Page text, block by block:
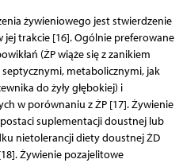
żywieniowego jest stwierdzenie
trakcie [16]. Ogólnie preferowane
(ŻP wiąże się z zanikiem
metabolicznymi, jak
do żyły głębokiej) i
w porównaniu z ŻP [17]. Żywienie
suplementacji doustnej lub
nietolerancji diety doustnej ŻD
Żywienie pozajelitowe